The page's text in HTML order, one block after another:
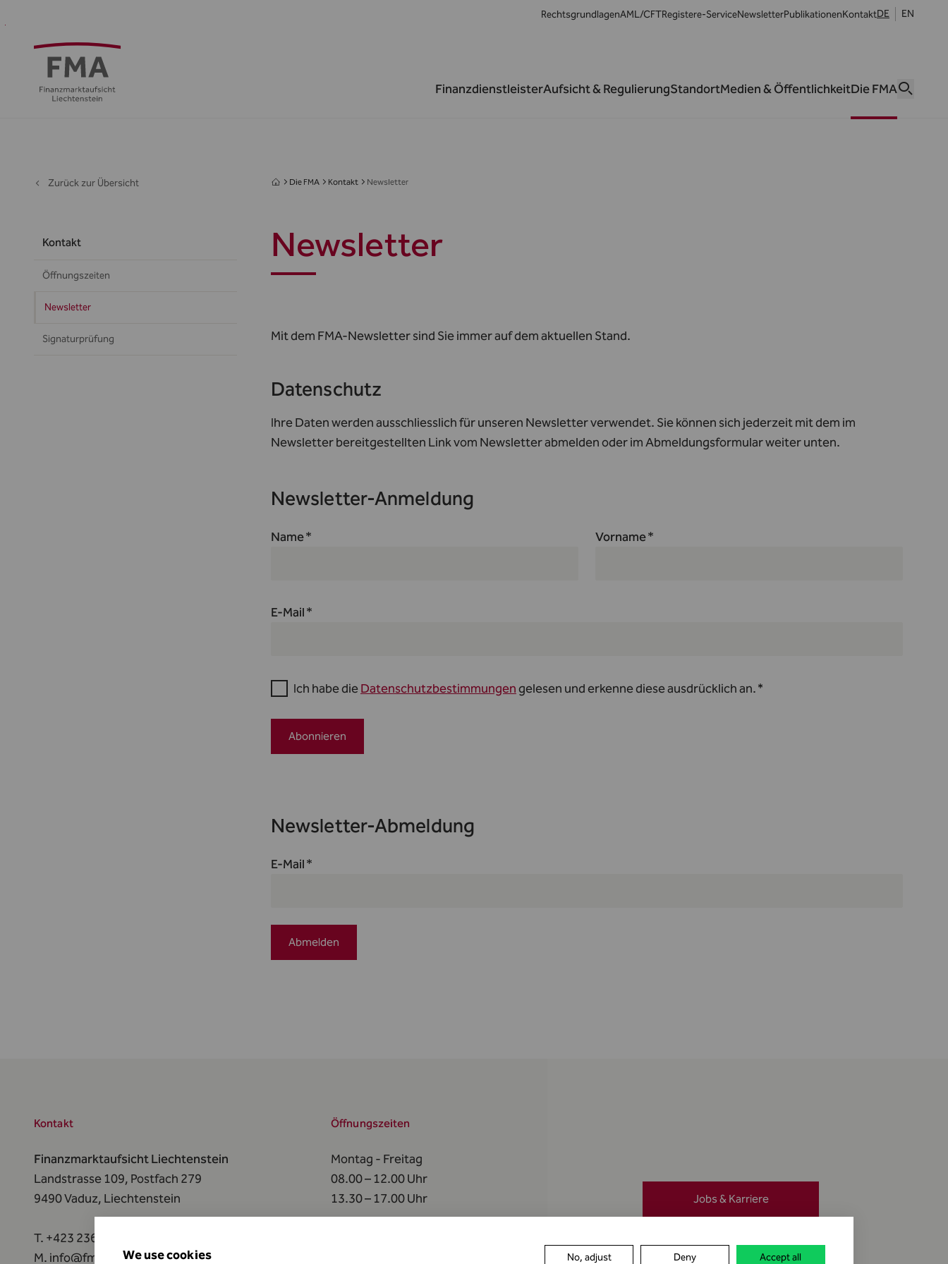
Regulierung
Öffentlichkeit
RechtsgrundlagenAML/CFTRegistere-ServiceNewsletterPublikationenKontaktDE EN
FinanzdienstleisterAufsicht & RegulierungStandortMedien & ÖffentlichkeitDie FMA
Newsletter-Abmeldung
Zurück zur Übersicht
Kontakt
Öffnungszeiten
Newsletter
Signaturprüfung
Die FMA Kontakt Newsletter
Newsletter
Mit dem FMA-Newsletter sind Sie immer auf dem aktuellen Stand.
Datenschutz
Ihre Daten werden ausschliesslich für unseren Newsletter verwendet. Sie können sich jederzeit mit dem im
Newsletter bereitgestellten Link vom Newsletter abmelden oder im Abmeldungsformular weiter unten.
Newsletter-Anmeldung
Name Vorname
E-Mail
Ich habe dieDatenschutzbestimmungengelesen und erkenne diese ausdrücklich an.
Abonnieren
Newsletter-Abmeldung
E-Mail
Abmelden
Kontakt
Finanzmarktaufsicht Liechtenstein
Landstrasse 109, Postfach 279
9490 Vaduz, Liechtenstein
T. +423 236 73 73
M. info@fma-li.li
Öffnungszeiten
Montag - Freitag
08.00 – 12.00 Uhr
13.30 – 17.00 Uhr
Jobs & Karriere
We use cookies No, adjust Deny Accept all